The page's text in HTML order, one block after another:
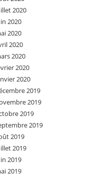
2020
2020
2020
2020
2020
2020
2020
2019
2019
2019
2019
2019
2019
2019
2019